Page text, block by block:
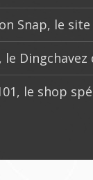
Snap, le
le
le shop